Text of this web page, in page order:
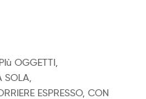
OGGETTI,
SOLA,
ESPRESSO, CON